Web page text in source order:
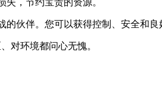
伙伴。您可以获得控制、安全和
对环境都问心无愧。